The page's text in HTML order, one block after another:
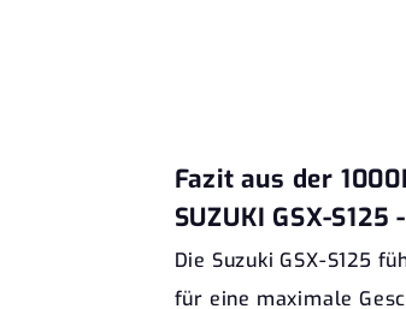
Fazit aus der
SUZUKI GSX-
Die Suzuki GSX-S125
für eine maximale